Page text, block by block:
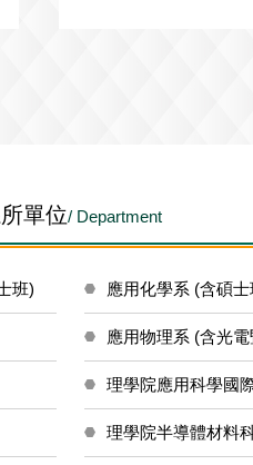
單位/ Department
班) 應用化學系 (含碩士
應用物理系 (含光
理學院應用科學國
理學院半導體材料